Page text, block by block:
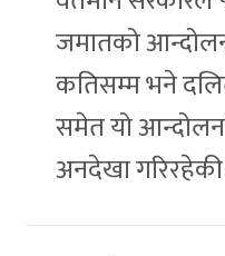
जमातको
कतिसम्म भने
समेत यो
अनदेखा